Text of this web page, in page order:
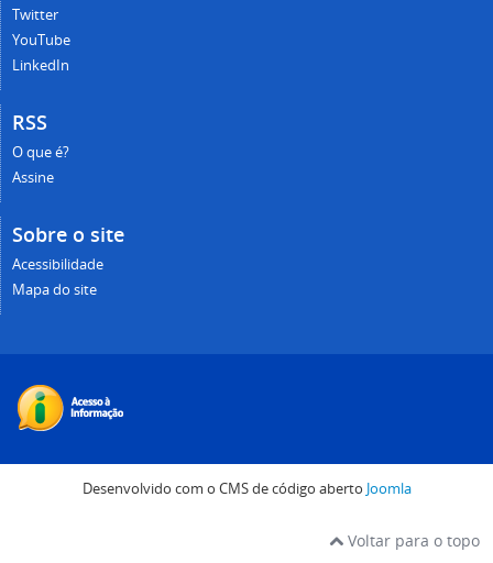
Twitter
YouTube
LinkedIn
RSS
O que é?
Assine
Sobre o site
Acessibilidade
Mapa do site
Desenvolvido com o CMS de código aberto Joomla
Voltar para o topo